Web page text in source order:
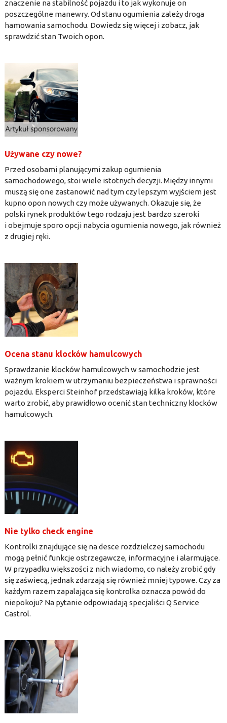
znaczenie na stabilność pojazdu i to jak wykonuje on
poszczególne manewry. Od stanu ogumienia zależy droga
hamowania samochodu. Dowiedz się więcej i zobacz, jak
sprawdzić stan Twoich opon.
Używane czy nowe?
Przed osobami planującymi zakup ogumienia
samochodowego, stoi wiele istotnych decyzji. Między innymi
muszą się one zastanowić nad tym czy lepszym wyjściem jest
kupno opon nowych czy może używanych. Okazuje się, że
polski rynek produktów tego rodzaju jest bardzo szeroki
i obejmuje sporo opcji nabycia ogumienia nowego, jak również
z drugiej ręki.
Ocena stanu klocków hamulcowych
Sprawdzanie klocków hamulcowych w samochodzie jest
ważnym krokiem w utrzymaniu bezpieczeństwa i sprawności
pojazdu. Eksperci Steinhof przedstawiają kilka kroków, które
warto zrobić, aby prawidłowo ocenić stan techniczny klocków
hamulcowych.
Nie tylko check engine
Kontrolki znajdujące się na desce rozdzielczej samochodu
mogą pełnić funkcje ostrzegawcze, informacyjne i alarmujące.
W przypadku większości z nich wiadomo, co należy zrobić gdy
się zaświecą, jednak zdarzają się również mniej typowe. Czy za
każdym razem zapalająca się kontrolka oznacza powód do
niepokoju? Na pytanie odpowiadają specjaliści Q Service
Castrol.